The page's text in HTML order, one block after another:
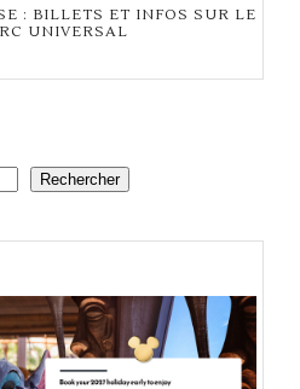
: BILLETS ET INFOS SUR LE
UNIVERSAL
Rechercher